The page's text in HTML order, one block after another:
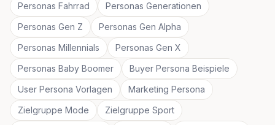
Personas Fahrrad
Personas Generationen
Personas Gen Z
Personas Gen Alpha
Personas Millennials
Personas Gen X
Personas Baby Boomer
Buyer Persona Beispiele
User Persona Vorlagen
Marketing Persona
Zielgruppe Mode
Zielgruppe Sport